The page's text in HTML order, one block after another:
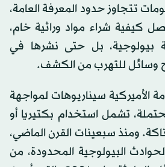
تتجاوز حدود المعرفة العامة،
شراء مواد وراثية خام،
بيولوجية، بل حتى نشرها في
وسائل للتهرب من الكشف.
الأميركية سيناريوهات لمواجهة
تشمل استخدام بكتيريا أو
ومنذ سبعينات القرن الماضي،
البيولوجية المحدودة، من